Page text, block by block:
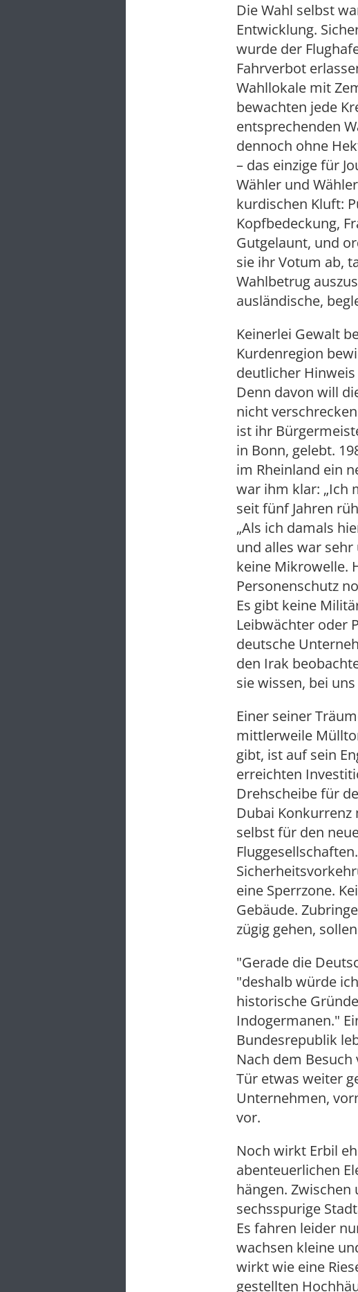
Die Wahl selbst
Entwicklung.
wurde der
Fahrverbot
Wahllokale mit
bewachten jede
entsprechenden
dennoch ohne
– das einzige für
Wähler und
kurdischen Kluft:
Kopfbedeckung,
Gutgelaunt, und
sie ihr Votum ab,
Wahlbetrug
ausländische,
Keinerlei Gewalt
Kurdenregion
deutlicher
Denn davon will
nicht
ist ihr
in Bonn, gelebt.
im Rheinland ein
war ihm klar: „Ich
seit fünf Jahren
„Als ich damals
und alles war
keine Mikrowelle.
Personenschutz
Es gibt keine
Leibwächter oder
deutsche
den Irak
sie wissen, bei
Einer seiner
mittlerweile
gibt, ist auf sein
erreichten
Drehscheibe für
Dubai Konkurrenz
selbst für den
eine Sperrzone.
Gebäude.
zügig gehen,
"Gerade die
"deshalb würde
historische
Indogermanen."
Bundesrepublik
Nach dem
Tür etwas weiter
Unternehmen,
vor.
Noch wirkt Erbil
abenteuerlichen
hängen.
sechsspurige
Es fahren leider
wachsen kleine
wirkt wie eine
gestellten